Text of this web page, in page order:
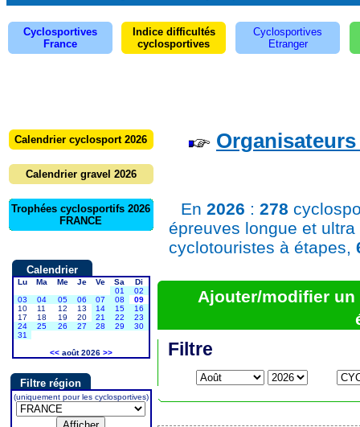
Cyclosportives
France
Indice difficultés
cyclosportives
Cyclosportives
Etranger
Calendrier cyclosport 2026
Calendrier gravel 2026
Trophées cyclosportifs 2026
FRANCE
Calendrier
Lu Ma Me Je Ve Sa
Di
01
02
03
04 05 06 07 08
09
10
11 12 13 14 15
16
17
18 19 20 21 22
23
24
25 26 27 28 29
30
31
<<août 2026 >>
Filtre région
(uniquement pour les cyclosportives)
En 2026 : 278
épreuves longue et
cyclotouristes à étapes,
Ajouter/modifier un
Filtre